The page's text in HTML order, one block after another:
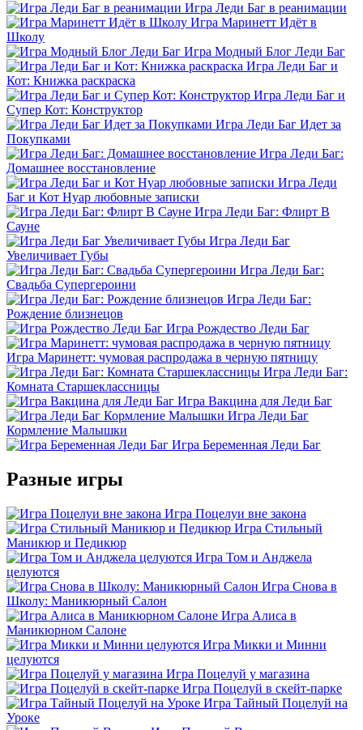
Игра Леди Баг в реанимации
Игра Маринетт Идёт в
Школу
Игра Модный Блог Леди Баг
Игра Леди Баг и
Кот: Книжка раскраска
Игра Леди Баг и
Супер Кот: Конструктор
Игра Леди Баг Идет за
Покупками
Игра Леди Баг:
Домашнее восстановление
Игра Леди
Баг и Кот Нуар любовные записки
Игра Леди Баг: Флирт В
Сауне
Игра Леди Баг
Увеличивает Губы
Игра Леди Баг:
Свадьба Супергероини
Игра Леди Баг:
Рождение близнецов
Игра Рождество Леди Баг
Игра Маринетт: чумовая распродажа в черную пятницу
Игра Леди Баг:
Комната Старшеклассницы
Игра Вакцина для Леди Баг
Игра Леди Баг
Кормление Малышки
Игра Беременная Леди Баг
Разные игры
Игра Поцелуи вне закона
Игра Стильный
Маникюр и Педикюр
Игра Том и Анджела
целуются
Игра Снова в
Школу: Маникюрный Салон
Игра Алиса в
Маникюрном Салоне
Игра Микки и Минни
целуются
Игра Поцелуй у магазина
Игра Поцелуй в скейт-парке
Игра Тайный Поцелуй на
Уроке